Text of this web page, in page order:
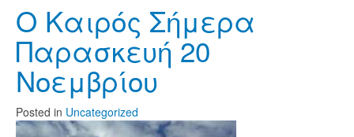
O Καιρός Σήμερα
Παρασκευή 20
Νοεμβρίου
Posted in Uncategorized